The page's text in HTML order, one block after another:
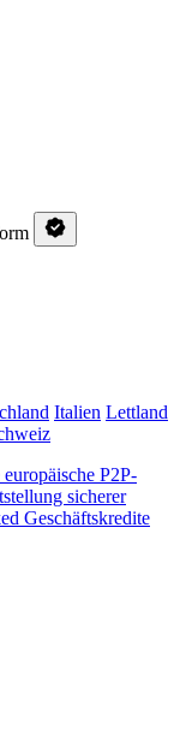
Italien Lettland
P2P-
sicherer
Geschäftskredite